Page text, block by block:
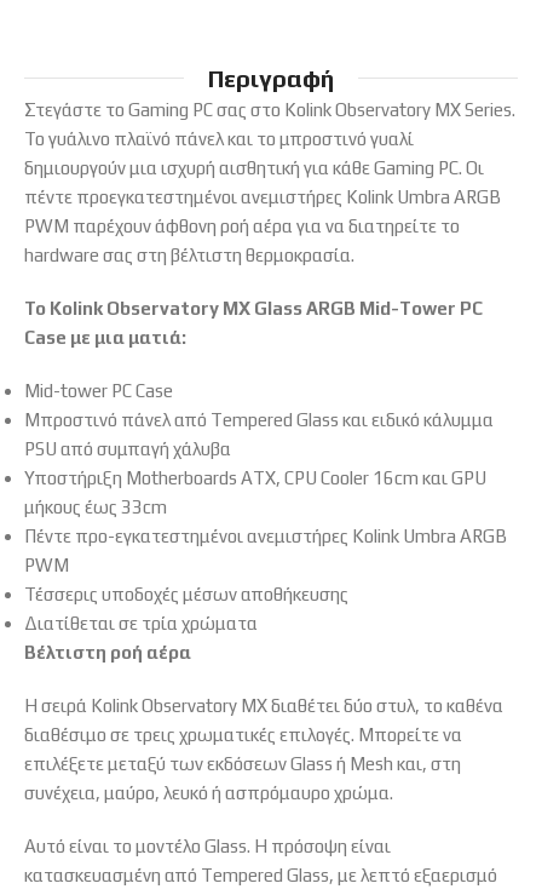
Περιγραφή
Στεγάστε το Gaming PC σας στο Kolink Observatory MX Series.
Το γυάλινο πλαϊνό πάνελ και το μπροστινό γυαλί
δημιουργούν μια ισχυρή αισθητική για κάθε Gaming PC. Οι
πέντε προεγκατεστημένοι ανεμιστήρες Kolink Umbra ARGB
PWM παρέχουν άφθονη ροή αέρα για να διατηρείτε το
hardware σας στη βέλτιστη θερμοκρασία.
Το Kolink Observatory MX Glass ARGB Mid-Tower PC
Case με μια ματιά:
Mid-tower PC Case
Μπροστινό πάνελ από Tempered Glass και ειδικό κάλυμμα
PSU από συμπαγή χάλυβα
Υποστήριξη Motherboards ATX, CPU Cooler 16cm και GPU
μήκους έως 33cm
Πέντε προ-εγκατεστημένοι ανεμιστήρες Kolink Umbra ARGB
PWM
Τέσσερις υποδοχές μέσων αποθήκευσης
Διατίθεται σε τρία χρώματα
Βέλτιστη ροή αέρα
Η σειρά Kolink Observatory MX διαθέτει δύο στυλ, το καθένα
διαθέσιμο σε τρεις χρωματικές επιλογές. Μπορείτε να
επιλέξετε μεταξύ των εκδόσεων Glass ή Mesh και, στη
συνέχεια, μαύρο, λευκό ή ασπρόμαυρο χρώμα.
Αυτό είναι το μοντέλο Glass. Η πρόσοψη είναι
κατασκευασμένη από Tempered Glass, με λεπτό εξαερισμό